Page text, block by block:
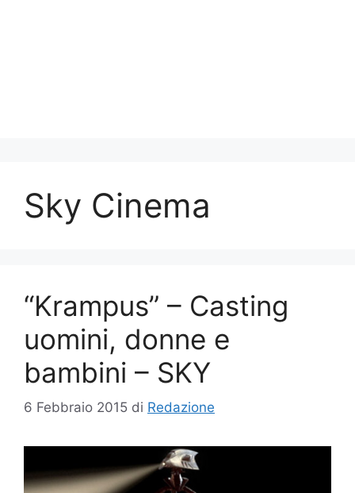
Sky Cinema
“Krampus” – Casting
uomini, donne e
bambini – SKY
6 Febbraio 2015 di Redazione